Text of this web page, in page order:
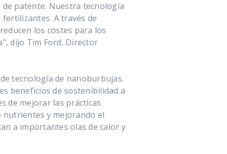
patente. Nuestra tecnología
A través de
los costes para los
dijo Tim Ford, Director
tecnología de nanoburbujas.
beneficios de sostenibilidad a
de mejorar las prácticas
nutrientes y mejorando el
a importantes olas de calor y